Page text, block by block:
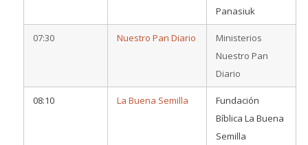
Panasiuk
07:30 Nuestro Pan Diario
Ministerios
Nuestro Pan
Diario
08:10 La Buena Semilla
Fundación
Bíblica La Buena
Semilla